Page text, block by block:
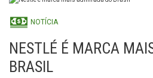
NOTÍCIA
NESTLÉ É MARCA
BRASIL